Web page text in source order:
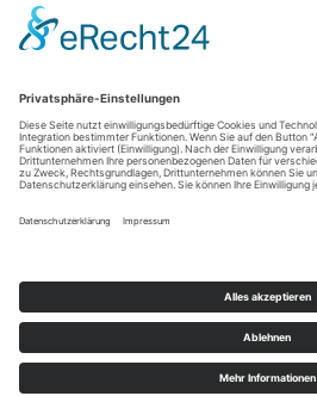
Versandkostenpauschale erst im
Bestellprozesses endgültig
Ihren Gunsten niedriger werden.
ERSTE EDELDESTILLERIE auf
· D-18569 Ummanz · Telefon
Service
Hotline